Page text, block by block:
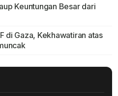
Keuntungan Besar dari
di Gaza, Kekhawatiran atas